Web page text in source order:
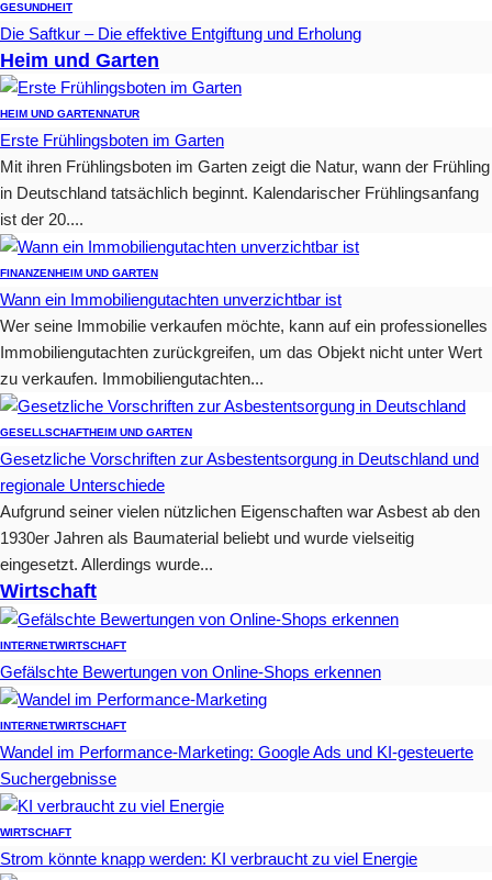
GESUNDHEIT
Die Saftkur – Die effektive Entgiftung und Erholung
Heim und Garten
HEIM UND GARTEN NATUR
Erste Frühlingsboten im Garten
Mit ihren Frühlingsboten im Garten zeigt die Natur, wann der Frühling
in Deutschland tatsächlich beginnt. Kalendarischer Frühlingsanfang
ist der 20....
FINANZEN HEIM UND GARTEN
Wann ein Immobiliengutachten unverzichtbar ist
Wer seine Immobilie verkaufen möchte, kann auf ein professionelles
Immobiliengutachten zurückgreifen, um das Objekt nicht unter Wert
zu verkaufen. Immobiliengutachten...
GESELLSCHAFTHEIM UND GARTEN
Gesetzliche Vorschriften zur Asbestentsorgung in Deutschland und
regionale Unterschiede
Aufgrund seiner vielen nützlichen Eigenschaften war Asbest ab den
1930er Jahren als Baumaterial beliebt und wurde vielseitig
eingesetzt. Allerdings wurde...
Wirtschaft
INTERNETWIRTSCHAFT
Gefälschte Bewertungen von Online-Shops erkennen
INTERNETWIRTSCHAFT
Wandel im Performance-Marketing: Google Ads und KI-gesteuerte
Suchergebnisse
WIRTSCHAFT
Strom könnte knapp werden: KI verbraucht zu viel Energie